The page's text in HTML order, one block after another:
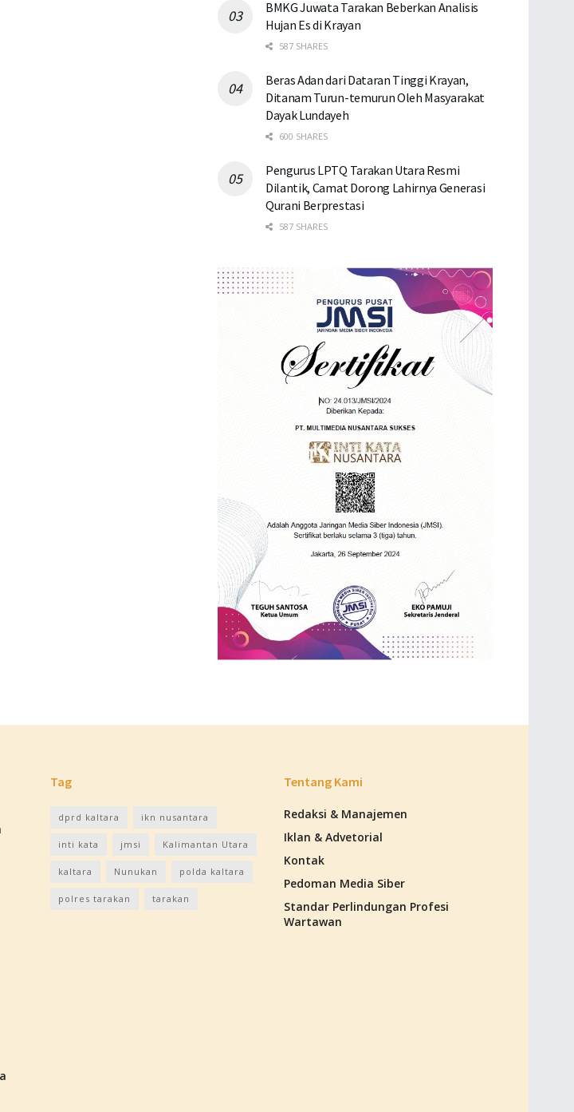
BMKG Juwata Tarakan Beberkan Analisis
Hujan Es di Krayan
587 SHARES
Beras Adan dari Dataran Tinggi Krayan,
Ditanam Turun-temurun Oleh Masyarakat
Dayak Lundayeh
600 SHARES
Pengurus LPTQ Tarakan Utara Resmi
Dilantik, Camat Dorong Lahirnya Generasi
Qurani Berprestasi
587 SHARES
Tag
dprd kaltara ikn nusantara
inti kata jmsi Kalimantan Utara
kaltara Nunukan polda kaltara
polres tarakan tarakan
Tentang Kami
Redaksi & Manajemen
Iklan & Advetorial
Kontak
Pedoman Media Siber
Standar Perlindungan Profesi
Wartawan